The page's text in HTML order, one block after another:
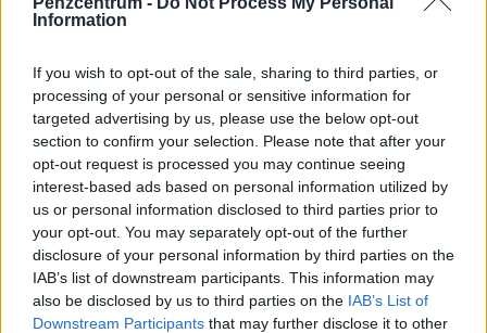
Information
If you wish to opt-out of the sale, sharing to third parties, or
processing of your personal or sensitive information for
targeted advertising by us, please use the below opt-out
section to confirm your selection. Please note that after your
opt-out request is processed you may continue seeing
interest-based ads based on personal information utilized by
us or personal information disclosed to third parties prior to
your opt-out. You may separately opt-out of the further
disclosure of your personal information by third parties on the
IAB’s list of downstream participants. This information may
also be disclosed by us to third parties on the IAB’s List of
Downstream Participants that may further disclose it to other
Kevés magyar cégvezető tud erről az ingyenes
mentőövről: rengeteget spórolhatnak vele a